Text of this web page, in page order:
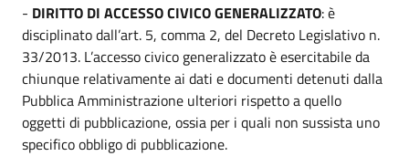
- DIRITTO DI ACCESSO CIVICO GENERALIZZATO: è
disciplinato dall’art. 5, comma 2, del Decreto Legislativo n.
33/2013. L’accesso civico generalizzato è esercitabile da
chiunque relativamente ai dati e documenti detenuti dalla
Pubblica Amministrazione ulteriori rispetto a quello
oggetti di pubblicazione, ossia per i quali non sussista uno
specifico obbligo di pubblicazione.